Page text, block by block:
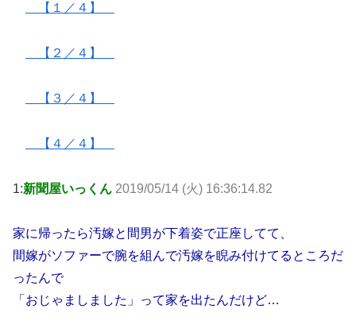
【１／４】
【２／４】
【３／４】
【４／４】
1:新聞屋いっくん 2019/05/14 (火) 16:36:14.82
家に帰ったら汚嫁と間男が下着姿で正座してて、
間嫁がソファーで腕を組んで汚嫁を睨み付けてるところだ
ったんで
「おじゃましました」って家を出たんだけど…